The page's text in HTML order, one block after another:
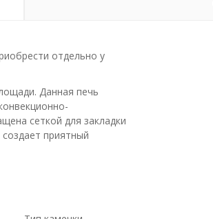
отдельно у
Данная печь
сеткой для закладки
приятный